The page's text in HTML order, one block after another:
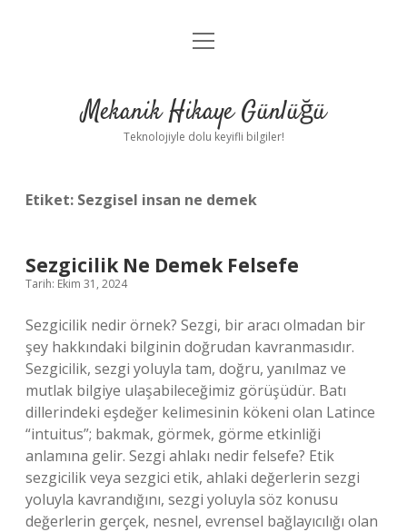
Anasayfa
Yasal Uyarı
menüyü
Mekanik Hikaye Günlüğü
Teknolojiyle dolu keyifli bilgiler!
Etiket: Sezgisel insan ne demek
Sezgicilik Ne Demek Felsefe
Tarih: Ekim 31, 2024
Sezgicilik nedir örnek? Sezgi, bir aracı olmadan bir
şey hakkındaki bilginin doğrudan kavranmasıdır.
Sezgicilik, sezgi yoluyla tam, doğru, yanılmaz ve
mutlak bilgiye ulaşabileceğimiz görüşüdür. Batı
dillerindeki eşdeğer kelimesinin kökeni olan Latince
“intuitus”; bakmak, görmek, görme etkinliği
anlamına gelir. Sezgi ahlakı nedir felsefe? Etik
sezgicilik veya sezgici etik, ahlaki değerlerin sezgi
yoluyla kavrandığını, sezgi yoluyla söz konusu
değerlerin gerçek, nesnel, evrensel bağlayıcılığı olan